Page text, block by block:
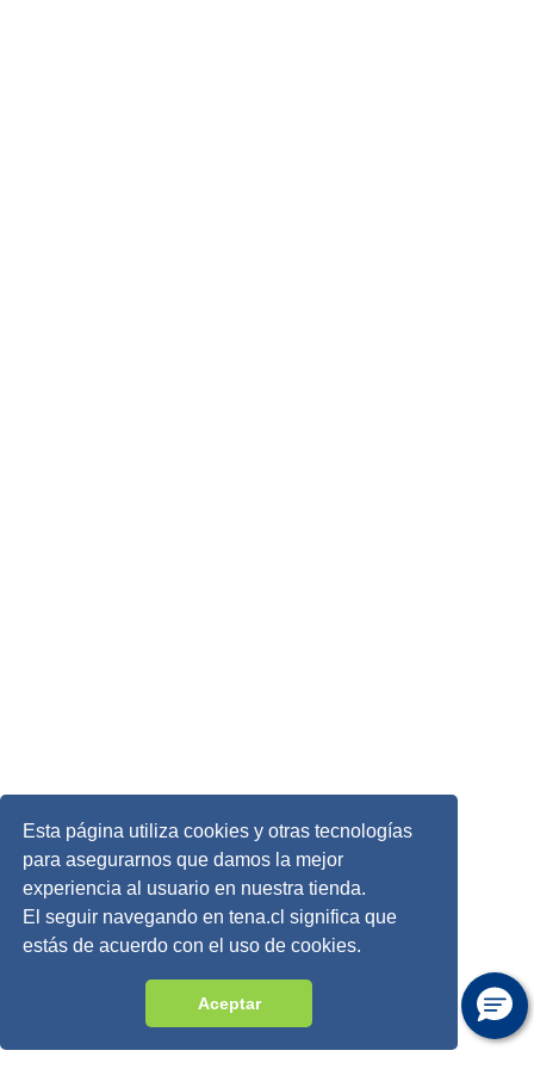
Esta página utiliza cookies y otras tecnologías
para asegurarnos que damos la mejor
experiencia al usuario en nuestra tienda.
El seguir navegando en tena.cl significa que
estás de acuerdo con el uso de cookies.
Aceptar